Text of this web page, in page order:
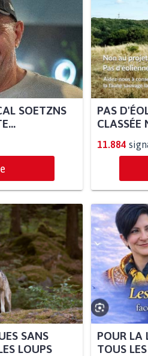
SOETZNS
PAS
11.884
SANS
LOUPS
POUR LA
TOUS